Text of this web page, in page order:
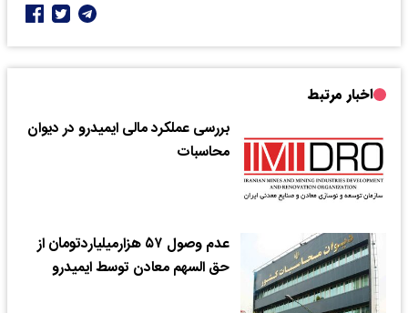
اخبار مرتبط
بررسی عملکرد مالی ایمیدرو در دیوان
محاسبات
عدم وصول ۵۷ هزارمیلیاردتومان از
حق السهم معادن توسط ایمیدرو